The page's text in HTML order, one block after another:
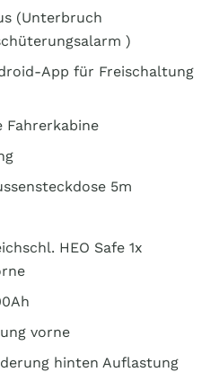
(Unterbruch
)
App für Freischaltung
Fahrerkabine
5m
HEO Safe 1x
vorne
hinten Auflastung